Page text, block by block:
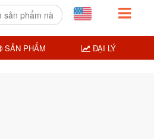
SẢN PHẨM ĐẠI LÝ